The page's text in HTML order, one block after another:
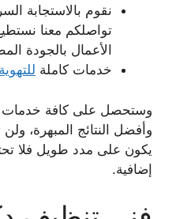
نقوم بالاستجابة
تواصلكم معنا
الأعمال بالجودة
خدمات كاملة
وستحصل على كافة خدمات
وأفضل النتائج المبهرة،
يكون على مدد طويل فلا
إضافية.